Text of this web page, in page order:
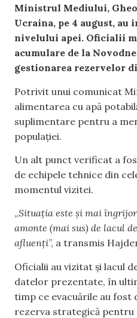
Ministrul Mediului,
Ucraina, pe 4 august,
nivelului apei. Oficialii
acumulare de la
gestionarea rezervelor
Potrivit unui comunicat
alimentarea cu apă
suplimentare pentru a
populației.
Un alt punct verificat a
de echipele tehnice din
momentul vizitei.
„Situația este și mai
amonte (mai sus) de lacul
afluenți”, a transmis
Oficialii au vizitat și lacul
datelor prezentate, în
timp ce evacuările au fost
rezerva strategică pentru